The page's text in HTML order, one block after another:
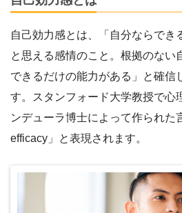
自己効力感とは、「自分ならでき
と思える感情のこと。根拠のない
できるだけの能力がある」と確信
す。スタンフォード大学教授で心
ンデューラ博士によって作られた
efficacy」と表現されます。